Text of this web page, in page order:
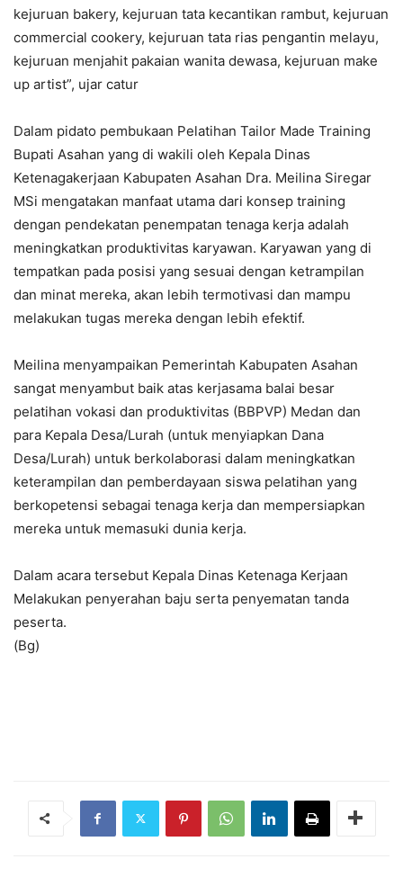
kejuruan bakery, kejuruan tata kecantikan rambut, kejuruan
commercial cookery, kejuruan tata rias pengantin melayu,
kejuruan menjahit pakaian wanita dewasa, kejuruan make
up artist”, ujar catur
Dalam pidato pembukaan Pelatihan Tailor Made Training
Bupati Asahan yang di wakili oleh Kepala Dinas
Ketenagakerjaan Kabupaten Asahan Dra. Meilina Siregar
MSi mengatakan manfaat utama dari konsep training
dengan pendekatan penempatan tenaga kerja adalah
meningkatkan produktivitas karyawan. Karyawan yang di
tempatkan pada posisi yang sesuai dengan ketrampilan
dan minat mereka, akan lebih termotivasi dan mampu
melakukan tugas mereka dengan lebih efektif.
Meilina menyampaikan Pemerintah Kabupaten Asahan
sangat menyambut baik atas kerjasama balai besar
pelatihan vokasi dan produktivitas (BBPVP) Medan dan
para Kepala Desa/Lurah (untuk menyiapkan Dana
Desa/Lurah) untuk berkolaborasi dalam meningkatkan
keterampilan dan pemberdayaan siswa pelatihan yang
berkopetensi sebagai tenaga kerja dan mempersiapkan
mereka untuk memasuki dunia kerja.
Dalam acara tersebut Kepala Dinas Ketenaga Kerjaan
Melakukan penyerahan baju serta penyematan tanda
peserta.
(Bg)